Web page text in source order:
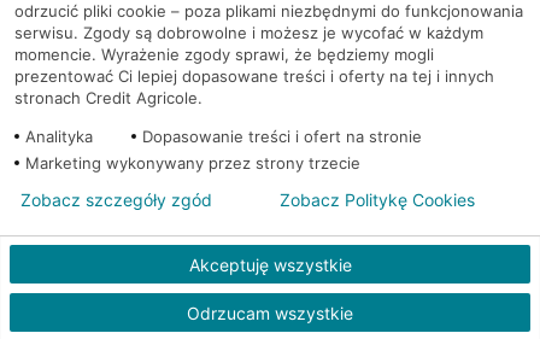
Mapa serwisu
PolitykaCookies
© 2026 Credit Agricole Bank Polska S.A. Wszelkie prawa zastrzeżone
odrzucić pliki cookie – poza plikami niezbędnymi do funkcjonowania
serwisu. Zgody są dobrowolne i możesz je wycofać w każdym
momencie. Wyrażenie zgody sprawi, że będziemy mogli
prezentować Ci lepiej dopasowane treści i oferty na tej i innych
stronach Credit Agricole.
Analityka
Dopasowanie treści i ofert na stronie
Marketing wykonywany przez strony trzecie
Akceptuję wszystkie
Odrzucam wszystkie
Zobacz szczegóły zgód Zobacz Politykę Cookies